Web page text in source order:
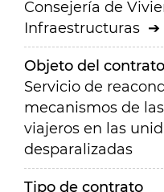
Consejería de
Infraestructuras
Objeto del contrato
Servicio de
mecanismos de
viajeros en las
desparalizadas
Tipo de contrato